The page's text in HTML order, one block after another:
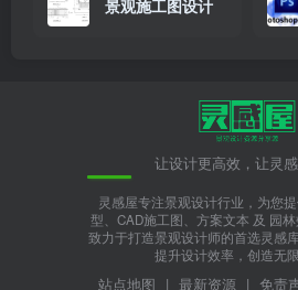
景观施工图设计
让设计更高效，让灵
灵感屋专注景观设计行业，为您
型、CAD施工图、方案文本 及 园
致力于打造景观设计师的首选灵感
提升设计效率，创造无限
站点地图 | 最新资源 | 免责